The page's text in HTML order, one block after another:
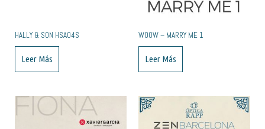
HALLY & SON HSA04S
Leer Más
WOOW – MARRY ME 1
Leer Más